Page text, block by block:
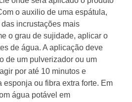
o auxilio de uma espátula,
incrustações mais
o grau de sujidade, aplicar o
de água. A aplicação deve
de um pulverizador ou um
por até 10 minutos e
esponja ou fibra extra forte. Em
água potável em